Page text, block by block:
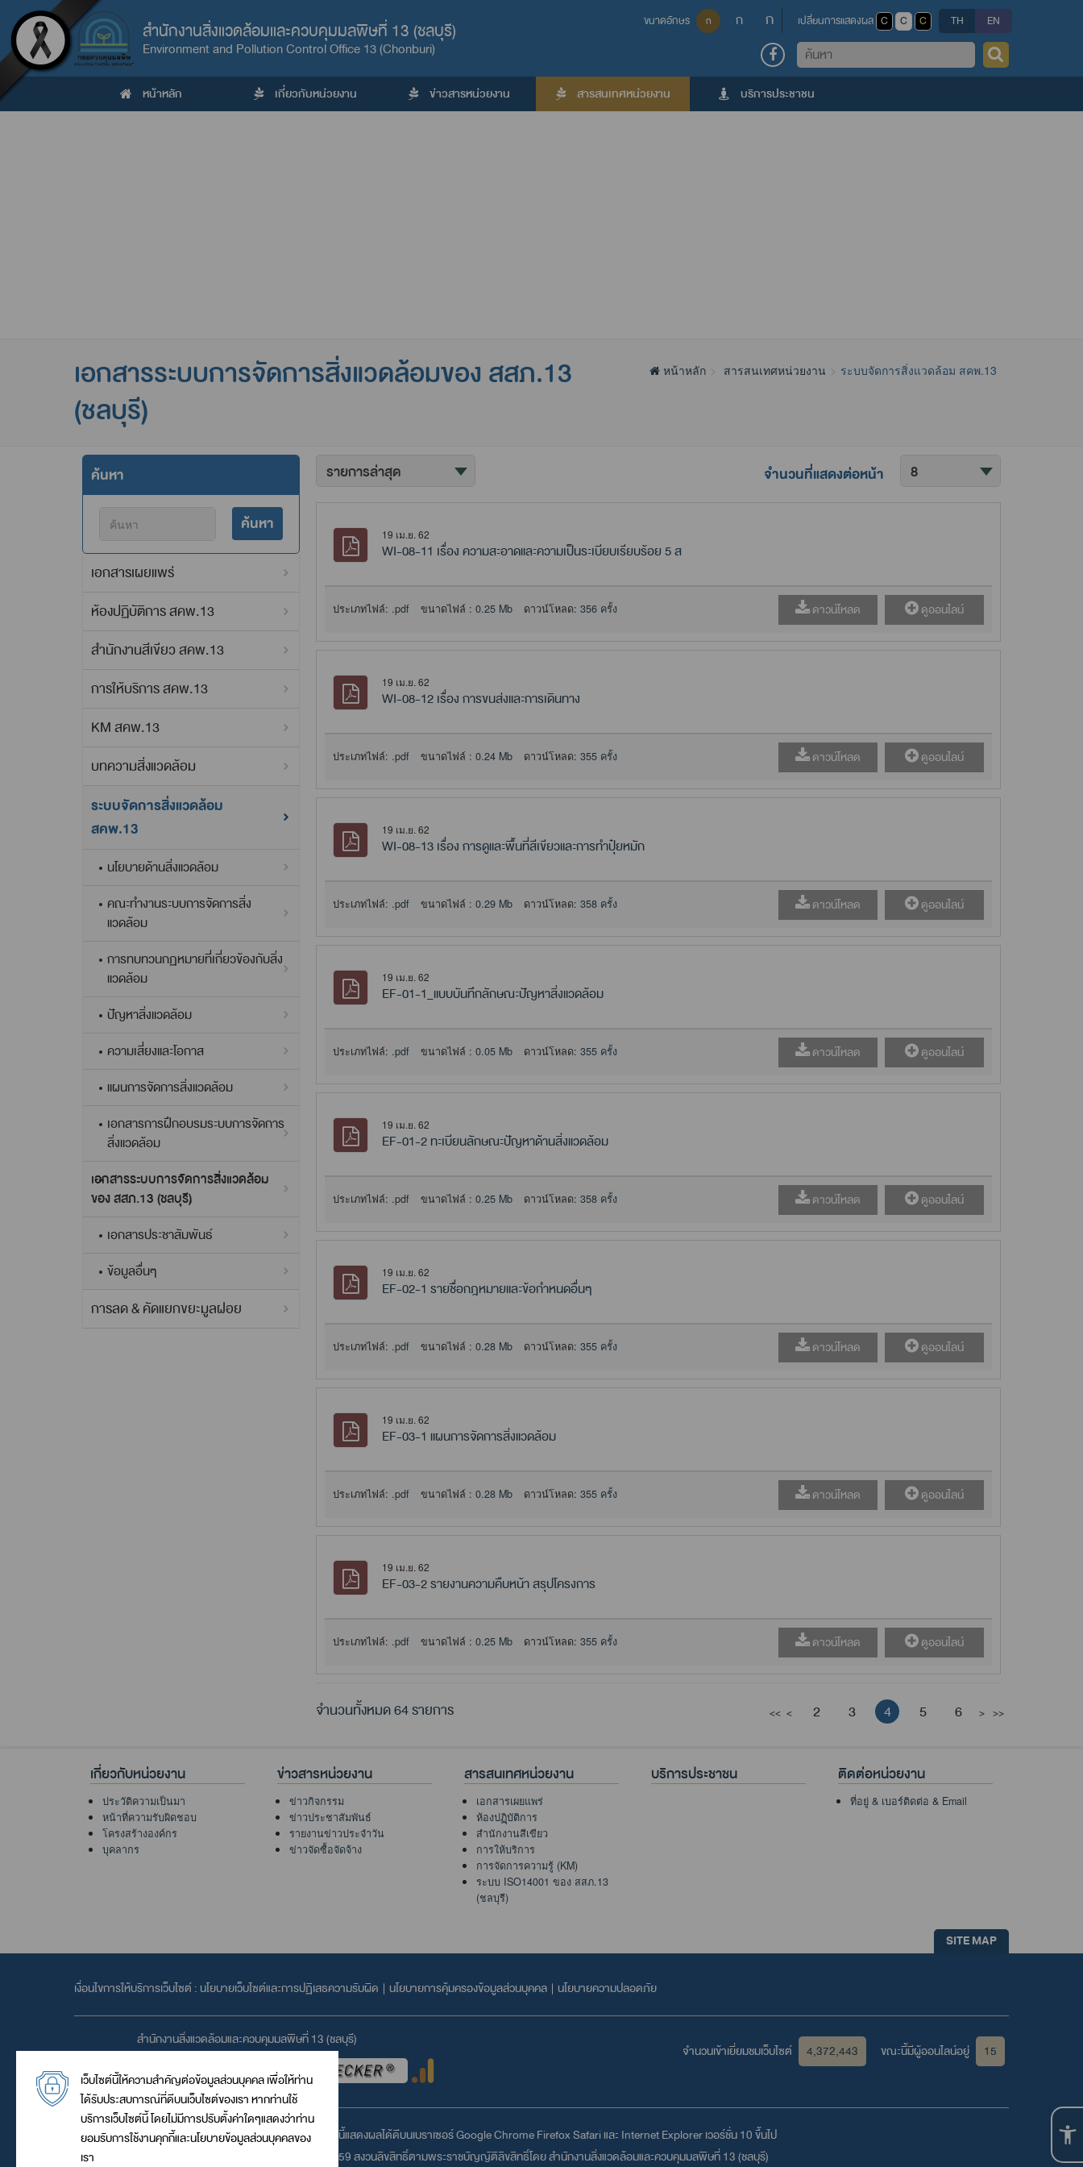
สำนักงานสิ่งแวดล้อมและควบคุมมลพิษที่ 13 (ชลบุรี)
Environment and Pollution Control Office 13 (Chonburi)
ขนาดอักษร ก ก ก เปลี่ยนการแสดงผล C C C TH EN
ค้นหา
หน้าหลัก เกี่ยวกับหน่วยงาน ข่าวสารหน่วยงาน สารสนเทศหน่วยงาน บริการประชาชน
เอกสารระบบการจัดการสิ่งแวดล้อมของ สสภ.13
(ชลบุรี)
หน้าหลัก สารสนเทศหน่วยงาน ระบบจัดการสิ่งแวดล้อม สคพ.13
ค้นหา
ค้นหา
เอกสารเผยแพร่
ห้องปฏิบัติการ สคพ.13
สำนักงานสีเขียว สคพ.13
การให้บริการ สคพ.13
KM สคพ.13
บทความสิ่งแวดล้อม
ระบบจัดการสิ่งแวดล้อม
สคพ.13
นโยบายด้านสิ่งแวดล้อม
คณะทำงานระบบการจัดการสิ่ง
แวดล้อม
การทบทวนกฏหมายที่เกี่ยวข้องกับสิ่ง
แวดล้อม
ปัญหาสิ่งแวดล้อม
ความเสี่ยงและโอกาส
แผนการจัดการสิ่งแวดล้อม
เอกสารการฝึกอบรมระบบการจัดการ
สิ่งแวดล้อม
เอกสารระบบการจัดการสิ่งแวดล้อม
ของ สสภ.13 (ชลบุรี)
เอกสารประชาสัมพันธ์
ข้อมูลอื่นๆ
การลด & คัดแยกขยะมูลฝอย
จำนวนที่แสดงต่อหน้า
19 เม.ย. 62
WI-08-11 เรื่อง ความสะอาดและความเป็นระเบียบเรียบร้อย 5 ส
ประเภทไฟล์: .pdf ขนาดไฟล์ : 0.25 Mb ดาวน์โหลด: 356 ครั้ง ดาวน์โหลด ดูออนไลน์
19 เม.ย. 62
WI-08-12 เรื่อง การขนส่งและการเดินทาง
ประเภทไฟล์: .pdf ขนาดไฟล์ : 0.24 Mb ดาวน์โหลด: 355 ครั้ง ดาวน์โหลด ดูออนไลน์
19 เม.ย. 62
WI-08-13 เรื่อง การดูและพื้นที่สีเขียวและการทำปุ๋ยหมัก
ประเภทไฟล์: .pdf ขนาดไฟล์ : 0.29 Mb ดาวน์โหลด: 358 ครั้ง ดาวน์โหลด ดูออนไลน์
19 เม.ย. 62
EF-01-1_แบบบันทึกลักษณะปัญหาสิ่งแวดล้อม
ประเภทไฟล์: .pdf ขนาดไฟล์ : 0.05 Mb ดาวน์โหลด: 355 ครั้ง ดาวน์โหลด ดูออนไลน์
19 เม.ย. 62
EF-01-2 ทะเบียนลักษณะปัญหาด้านสิ่งแวดล้อม
ประเภทไฟล์: .pdf ขนาดไฟล์ : 0.25 Mb ดาวน์โหลด: 358 ครั้ง ดาวน์โหลด ดูออนไลน์
19 เม.ย. 62
EF-02-1 รายชื่อกฎหมายและข้อกำหนดอื่นๆ
ประเภทไฟล์: .pdf ขนาดไฟล์ : 0.28 Mb ดาวน์โหลด: 355 ครั้ง ดาวน์โหลด ดูออนไลน์
19 เม.ย. 62
EF-03-1 แผนการจัดการสิ่งแวดล้อม
ประเภทไฟล์: .pdf ขนาดไฟล์ : 0.28 Mb ดาวน์โหลด: 355 ครั้ง ดาวน์โหลด ดูออนไลน์
19 เม.ย. 62
EF-03-2 รายงานความคืบหน้า สรุปโครงการ
ประเภทไฟล์: .pdf ขนาดไฟล์ : 0.25 Mb ดาวน์โหลด: 355 ครั้ง ดาวน์โหลด ดูออนไลน์
จำนวนทั้งหมด 64 รายการ << < 2 3 4 5 6 > >>
เกี่ยวกับหน่วยงาน
ประวัติความเป็นมา
หน้าที่ความรับผิดชอบ
โครงสร้างองค์กร
บุคลากร
ข่าวสารหน่วยงาน
ข่าวกิจกรรม
ข่าวประชาสัมพันธ์
รายงานข่าวประจำวัน
ข่าวจัดซื้อจัดจ้าง
สารสนเทศหน่วยงาน
เอกสารเผยแพร่
ห้องปฏฺิบัติการ
สำนักงานสีเขียว
การให้บริการ
การจัดการความรู้ (KM)
ระบบ ISO14001 ของ สสภ.13
(ชลบุรี)
บริการประชาชน ติดต่อหน่วยงาน
ที่อยู่ & เบอร์ติดต่อ & Email
SITE MAP
เงื่อนไขการให้บริการเว็บไซต์ : นโยบายเว็บไซต์และการปฏิเสธความรับผิด | นโยบายการคุ้มครองข้อมูลส่วนบุคคล | นโยบายความปลอดภัย
สำนักงานสิ่งแวดล้อมและควบคุมมลพิษที่ 13 (ชลบุรี)
จำนวนเข้าเยี่ยมชมเว็บไซต์ 4,372,443 ขณะนี้มีผู้ออนไลน์อยู่ 15
เว็บไซต์นี้แสดงผลได้ดีบนเบราเซอร์Google ChromeFirefoxSafariและ Internet Explorerเวอร์ชั่น 10 ขึ้นไป
© 2559 สงวนลิขสิทธิ์ตามพระราชบัญญัติลิขสิทธิ์โดย สำนักงานสิ่งแวดล้อมและควบคุมมลพิษที่ 13 (ชลบุรี)
เว็บไซต์นี้ให้ความสำคัญต่อข้อมูลส่วนบุคคล เพื่อให้ท่าน
ได้รับประสบการณ์ที่ดีบนเว็บไซต์ของเรา หากท่านใช้
บริการเว็บไซต์นี้ โดยไม่มีการปรับตั้งค่าใดๆแสดงว่าท่าน
ยอมรับการใช้งานคุกกี้และนโยบายข้อมูลส่วนบุคคลของ
เรา